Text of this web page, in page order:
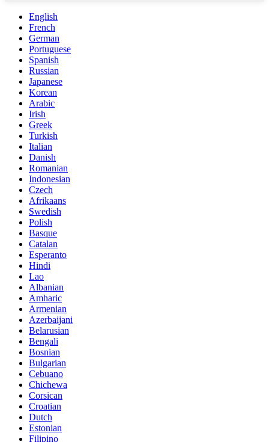
English
French
German
Portuguese
Spanish
Russian
Japanese
Korean
Arabic
Irish
Greek
Turkish
Italian
Danish
Romanian
Indonesian
Czech
Afrikaans
Swedish
Polish
Basque
Catalan
Esperanto
Hindi
Lao
Albanian
Amharic
Armenian
Azerbaijani
Belarusian
Bengali
Bosnian
Bulgarian
Cebuano
Chichewa
Corsican
Croatian
Dutch
Estonian
Filipino